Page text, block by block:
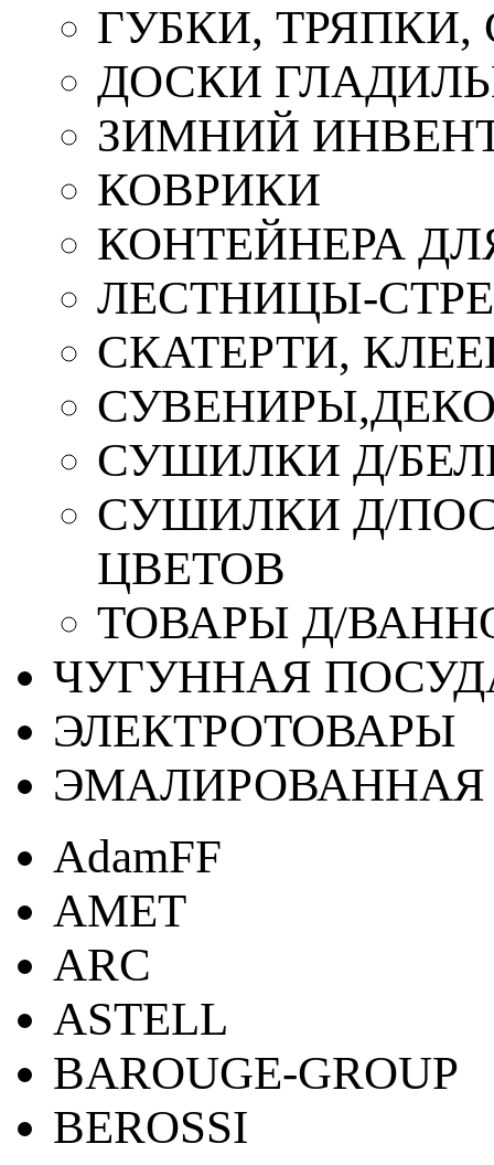
ГУБКИ,
ДОСКИ
ЗИМНИЙ
КОВРИКИ
КОНТЕЙНЕРА
ЛЕСТНИЦЫ-
СКАТЕРТИ,
СУШИЛКИ Д/
СУШИЛКИ Д/
ЦВЕТОВ
ТОВАРЫ Д/
ЧУГУННАЯ
ЭЛЕКТРОТОВАРЫ
ЭМАЛИРОВАННАЯ
AdamFF
AMET
ARC
ASTELL
BAROUGE-GROUP
BEROSSI